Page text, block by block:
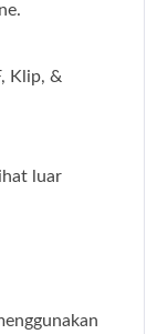
Klip, &
luar